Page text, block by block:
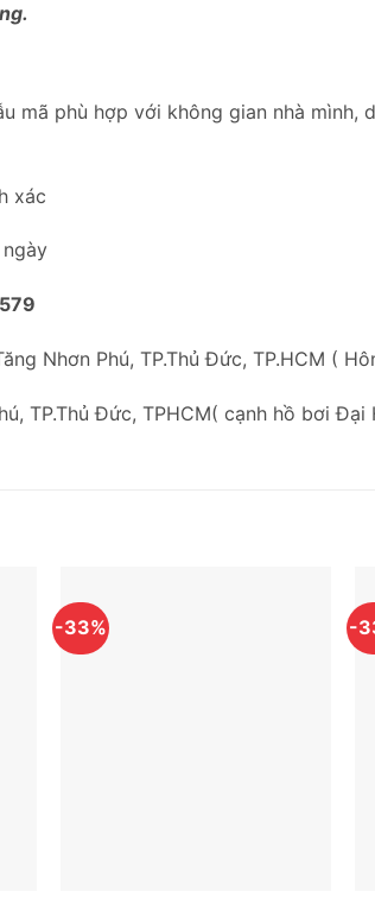
mã phù hợp với không gian nhà
xác
Nhơn Phú, TP.Thủ Đức, TP.HCM (
TP.Thủ Đức, TPHCM( cạnh hồ bơi Đại
-33% -